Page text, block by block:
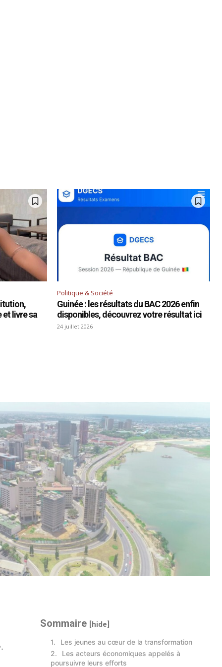
et livre sa
Politique & Société
Guinée : les résultats du BAC 2026 enfin
disponibles, découvrez votre résultat ici
24 juillet 2026